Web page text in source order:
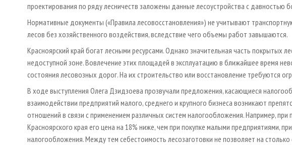
проектирования по ряду лесничеств заложены данные лесоустройства с давностью
Нормативные документы («Правила лесовосстановления») не учитывают
лесов без хозяйственного воздействия, вследствие чего объемы работ завышаются.
Красноярский край богат лесными ресурсами. Однако значительная часть покрытых
недоступной зоне. Вовлечение этих площадей в эксплуатацию в ближайшее время
состояния лесовозных дорог. На их строительство или восстановление требуются
В ходе выступления Олега Дзидзоева прозвучали предложения, касающиеся
взаимодействии предприятий малого, среднего и крупного бизнеса возникают
отношений в связи с применением различных систем налогообложения. Например, при
Красноярского края его цена на 18% ниже, чем при покупке малыми предприятиями,
налогообложения. Между тем себестоимость лесозаготовки не позволяет на